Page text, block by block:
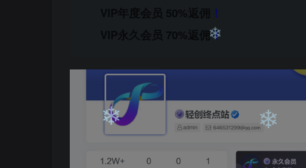
！
VIP永久会员 70%返佣！
❄
❄